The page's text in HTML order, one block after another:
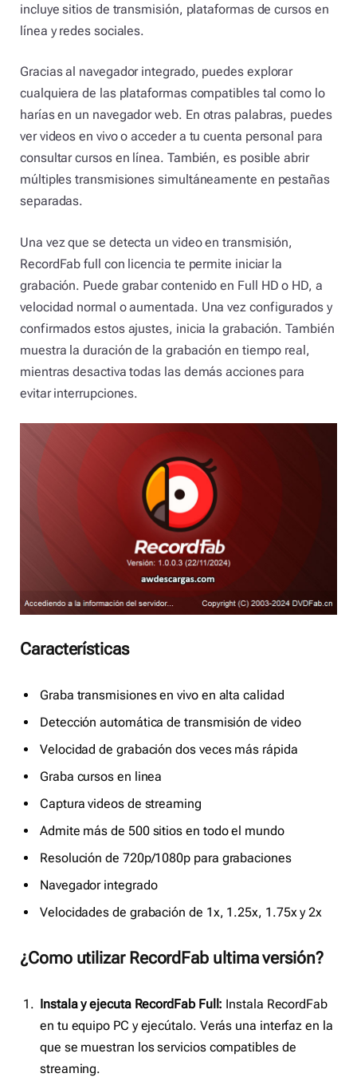
incluye sitios de transmisión, plataformas de cursos en
línea y redes sociales.
Gracias al navegador integrado, puedes explorar
cualquiera de las plataformas compatibles tal como lo
harías en un navegador web. En otras palabras, puedes
ver videos en vivo o acceder a tu cuenta personal para
consultar cursos en línea. También, es posible abrir
múltiples transmisiones simultáneamente en pestañas
separadas.
Una vez que se detecta un video en transmisión,
RecordFab full con licencia te permite iniciar la
grabación. Puede grabar contenido en Full HD o HD, a
velocidad normal o aumentada. Una vez configurados y
confirmados estos ajustes, inicia la grabación. También
muestra la duración de la grabación en tiempo real,
mientras desactiva todas las demás acciones para
evitar interrupciones.
Características
Graba transmisiones en vivo en alta calidad
Detección automática de transmisión de video
Velocidad de grabación dos veces más rápida
Graba cursos en linea
Captura videos de streaming
Admite más de 500 sitios en todo el mundo
Resolución de 720p/1080p para grabaciones
Navegador integrado
Velocidades de grabación de 1x, 1.25x, 1.75x y 2x
¿Como utilizar RecordFab ultima versión?
Instala y ejecuta RecordFab Full: Instala RecordFab
en tu equipo PC y ejecútalo. Verás una interfaz en la
que se muestran los servicios compatibles de
streaming.